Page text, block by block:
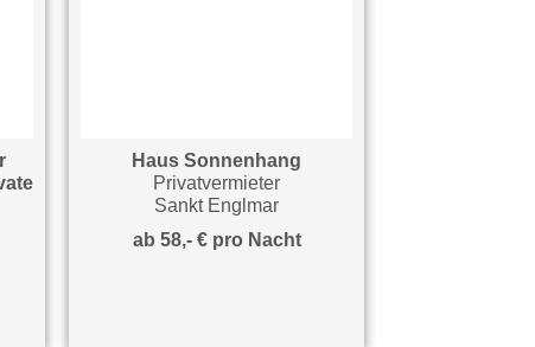
Haus Sonnenhang
Privatvermieter
Sankt Englmar
ab 58,- € pro Nacht